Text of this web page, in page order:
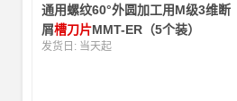
通用螺纹60°外圆加工用M级3维断
屑槽刀片MMT-ER（5个装）
发货日: 当天起